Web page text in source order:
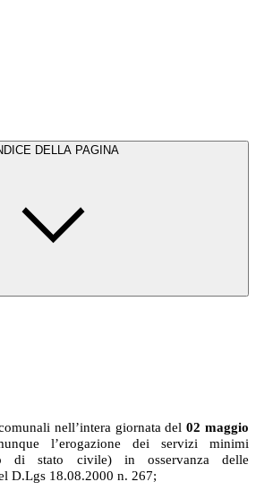
DELLA PAGINA
nell’intera giornata del02 maggio
l’erogazione dei servizi minimi
di stato civile) in osservanza delle
D.Lgs 18.08.2000 n. 267;